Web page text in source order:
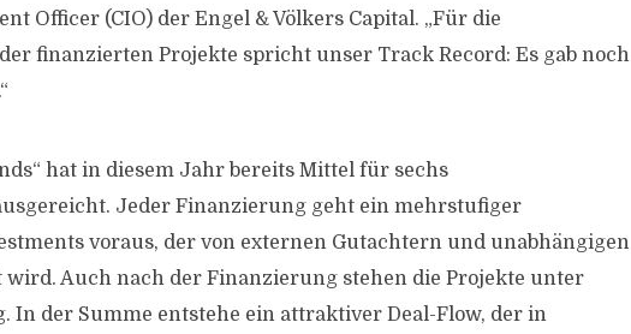
Officer (CIO) der Engel & Völkers Capital. „Für die
finanzierten Projekte spricht unser Track Record: Es gab noch
hat in diesem Jahr bereits Mittel für sechs
Jeder Finanzierung geht ein mehrstufiger
voraus, der von externen Gutachtern und unabhängigen
Auch nach der Finanzierung stehen die Projekte unter
In der Summe entstehe ein attraktiver Deal-Flow, der in